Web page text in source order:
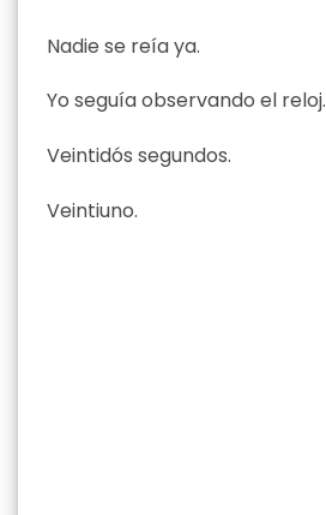
Nadie se reía ya.
Yo seguía observando el reloj.
Veintidós segundos.
Veintiuno.